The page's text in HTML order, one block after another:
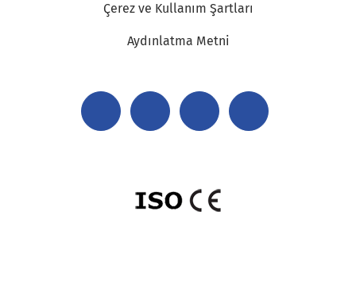
Çerez ve Kullanım Şartları
Aydınlatma Metni